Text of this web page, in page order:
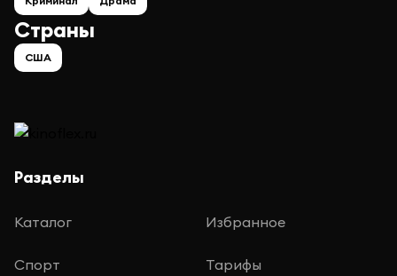
Страны
США
Разделы
Каталог Избранное
Спорт Тарифы